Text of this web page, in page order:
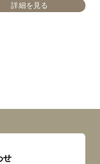
詳細を見る
せ